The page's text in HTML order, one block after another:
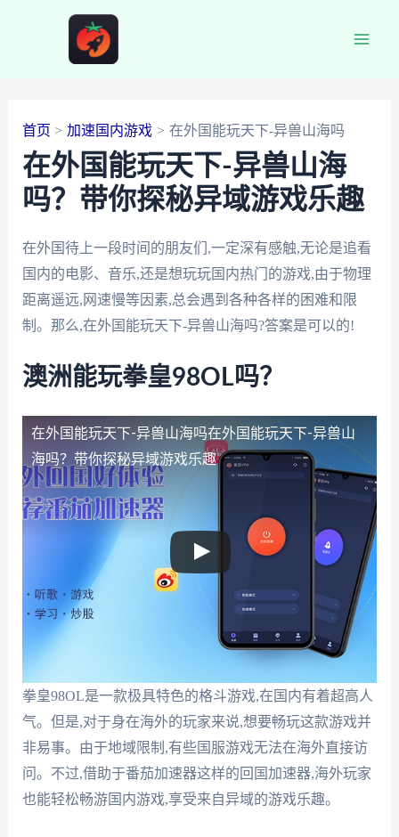
首页 加速国内游戏 在外国能玩天下-异兽山海吗
在外国能玩天下-异兽山海
吗？带你探秘异域游戏乐趣
在外国待上一段时间的朋友们,一定深有感触,无论是追看
国内的电影、音乐,还是想玩玩国内热门的游戏,由于物理
距离遥远,网速慢等因素,总会遇到各种各样的困难和限
制。那么,在外国能玩天下-异兽山海吗?答案是可以的!
澳洲能玩拳皇98OL吗？
在外国能玩天下-异兽山海吗在外国能玩天下-异兽山
海吗？带你探秘异域游戏乐趣
拳皇98OL是一款极具特色的格斗游戏,在国内有着超高人
气。但是,对于身在海外的玩家来说,想要畅玩这款游戏并
非易事。由于地域限制,有些国服游戏无法在海外直接访
问。不过,借助于番茄加速器这样的回国加速器,海外玩家
也能轻松畅游国内游戏,享受来自异域的游戏乐趣。